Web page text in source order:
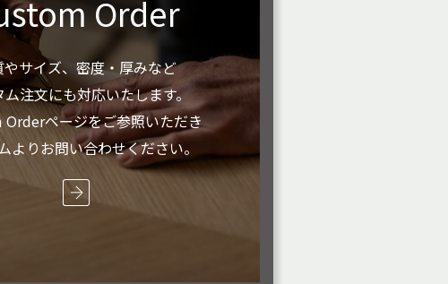
Order
やサイズ、密度・厚みなど
ム注文にも対応いたします。
ページをご参照いただき
よりお問い合わせください。